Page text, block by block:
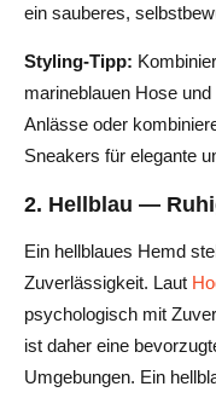
ein sauberes,
Styling-Tipp:
marineblauen Hose
Anlässe oder
Sneakers für elegante
2. Hellblau —
Ein hellblaues Hemd
Zuverlässigkeit. Laut
psychologisch mit
ist daher eine
Umgebungen. Ein